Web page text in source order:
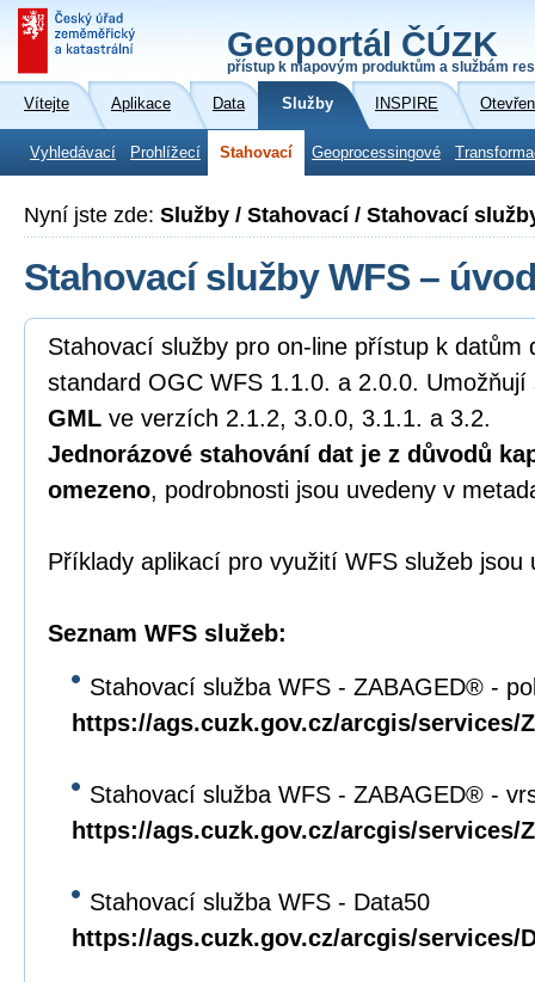
Geoportál ČÚZK
přístup k mapovým produktům a službám
Vítejte Aplikace Data Služby INSPIRE
Vyhledávací Prohlížecí Stahovací Geoprocessingové
Nyní jste zde: Služby / Stahovací / Stahovací
Stahovací služby WFS –
Stahovací služby pro on-line přístup k datům
standard OGC WFS 1.1.0. a 2.0.0.
GML ve verzích 2.1.2, 3.0.0, 3.1.1. a 3.2.
Jednorázové stahování dat je z důvodů
omezeno, podrobnosti jsou uvedeny v
Příklady aplikací pro využití WFS služeb jsou
Seznam WFS služeb:
Stahovací služba WFS - ZABAGED® -
https://ags.cuzk.gov.cz/arcgis/services/
Stahovací služba WFS - ZABAGED® -
https://ags.cuzk.gov.cz/arcgis/services/
Stahovací služba WFS - Data50
https://ags.cuzk.gov.cz/arcgis/services/